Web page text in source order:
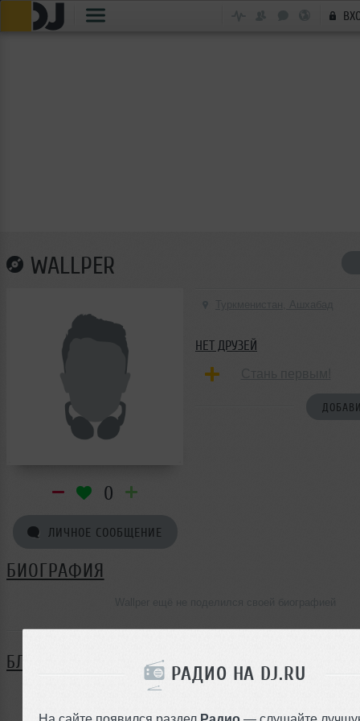
РАДИО НА DJ.RU
На сайте появился раздел Радио — слушайте
WALLPER
0
ЛИЧНОЕ СООБЩЕНИЕ
НЕТ ДРУЗЕЙ
БИОГРАФИЯ
БЛОГ